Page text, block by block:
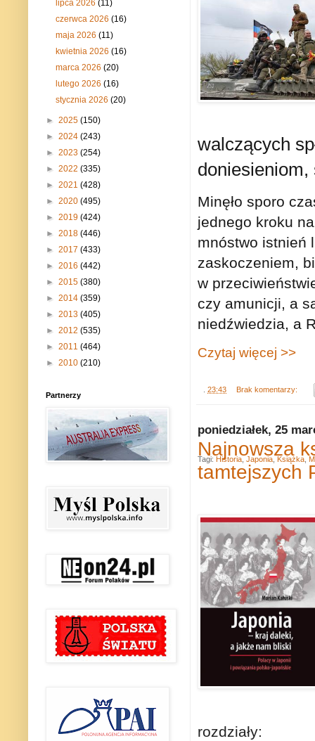
walczących
doniesieniom,
Minęło sporo
jednego kroku
mnóstwo istnień
zaskoczeniem,
w
czy amunicji, a
niedźwiedzia, a
Czytaj więcej >>
23:43 Brak komentarzy:
poniedziałek, 25
Najnowsza
tamtejszych
rozdziały:
Tagi: Historia Japonia Książka
lipca 2026(11)
czerwca 2026(16)
maja 2026(11)
kwietnia 2026(16)
marca 2026(20)
lutego 2026(16)
stycznia 2026(20)
► 2025 (150)
► 2024 (243)
► 2023 (254)
► 2022 (335)
► 2021 (428)
► 2020 (495)
► 2019 (424)
► 2018 (446)
► 2017 (433)
► 2016 (442)
► 2015 (380)
► 2014 (359)
► 2013 (405)
► 2012 (535)
► 2011 (464)
► 2010 (210)
Partnerzy